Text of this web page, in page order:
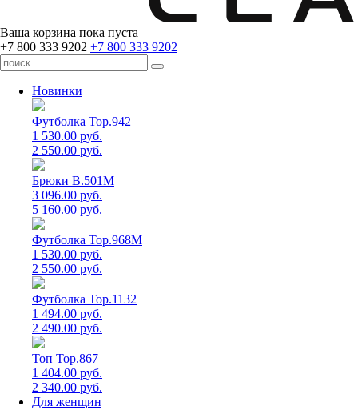
Ваша корзина пока пуста
+7 800 333 9202 +7 800 333 9202
Новинки
Футболка Top.942
1 530.00 руб.
2 550.00 руб.
Брюки B.501M
3 096.00 руб.
5 160.00 руб.
Футболка Top.968M
1 530.00 руб.
2 550.00 руб.
Футболка Top.1132
1 494.00 руб.
2 490.00 руб.
Топ Top.867
1 404.00 руб.
2 340.00 руб.
Для женщин